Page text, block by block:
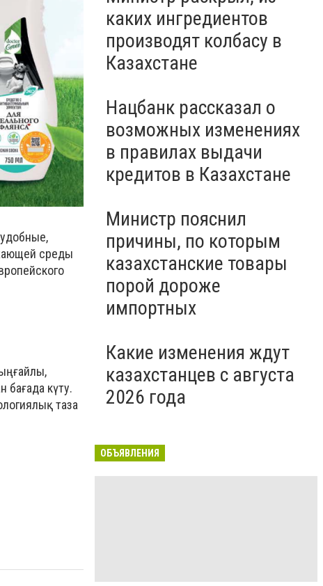
среды
күту.
таза
каких ингредиентов
производят колбасу в
Казахстане
Нацбанк рассказал о
возможных изменениях
в правилах выдачи
кредитов в Казахстане
Министр пояснил
причины, по которым
казахстанские товары
порой дороже
импортных
Какие изменения ждут
казахстанцев с августа
2026 года
ОБЪЯВЛЕНИЯ